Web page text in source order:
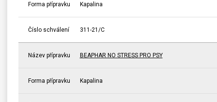
Forma přípravku Kapalina
Číslo schválení 311-21/C
Název přípravku BEAPHAR NO STRESS PRO PSY
Forma přípravku Kapalina